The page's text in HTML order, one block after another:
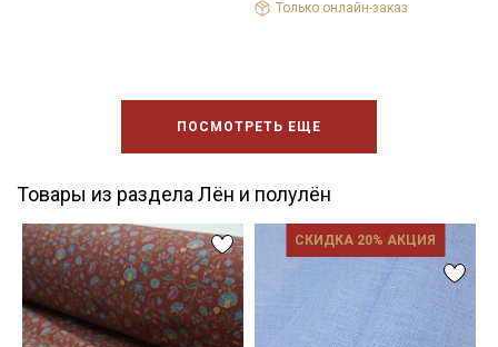
Только онлайн-заказ
ПОСМОТРЕТЬ ЕЩЕ
Товары из раздела Лён и полулён
СКИДКА 20% АКЦИЯ